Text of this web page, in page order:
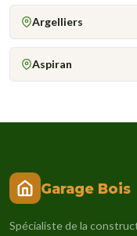
Argelliers
Aspiran
Garage Bois
Spécialiste de la